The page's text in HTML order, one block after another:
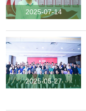
2025-07-14
2025-05-27